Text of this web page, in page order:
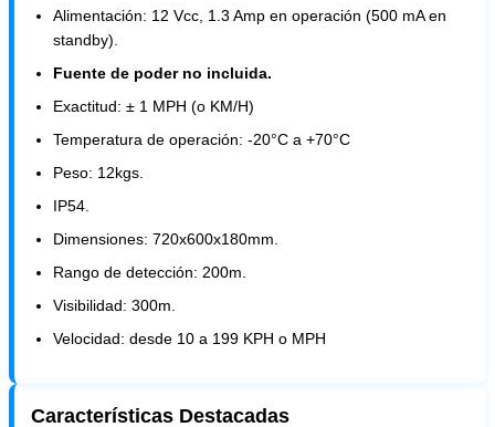
Alimentación: 12 Vcc, 1.3 Amp en operación (500 mA en
standby).
Fuente de poder no incluida.
Exactitud: ± 1 MPH (o KM/H)
Temperatura de operación: -20°C a +70°C
Peso: 12kgs.
IP54.
Dimensiones: 720x600x180mm.
Rango de detección: 200m.
Visibilidad: 300m.
Velocidad: desde 10 a 199 KPH o MPH
Características Destacadas